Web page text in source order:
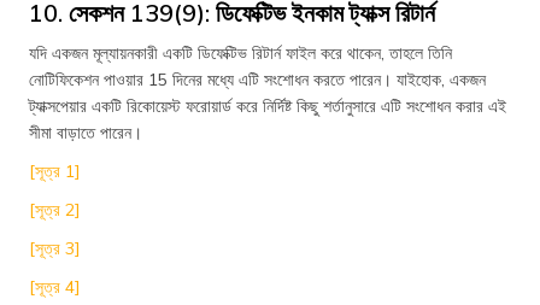
10. সেকশন 139(9): ডিফেক্টিভ ইনকাম ট্যাক্স রিটার্ন
যদি একজন মূল্যায়নকারী একটি ডিফেক্টিভ রিটার্ন ফাইল করে থাকেন, তাহলে তিনি
নোটিফিকেশন পাওয়ার 15 দিনের মধ্যে এটি সংশোধন করতে পারেন। যাইহোক, একজন
ট্যাক্সপেয়ার একটি রিকোয়েস্ট ফরোয়ার্ড করে নির্দিষ্ট কিছু শর্তানুসারে এটি সংশোধন করার এই
সীমা বাড়াতে পারেন।
[সূত্র 1]
[সূত্র 2]
[সূত্র 3]
[সূত্র 4]